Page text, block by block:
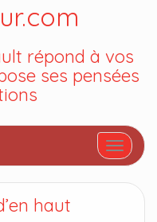
répond à vos
ses pensées
Afficher/
haut